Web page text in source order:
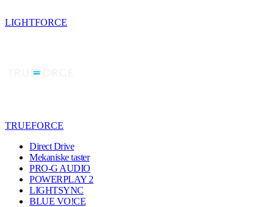
LIGHTFORCE
TRUEFORCE
Direct Drive
Mekaniske taster
PRO-G AUDIO
POWERPLAY 2
LIGHTSYNC
BLUE VO!CE